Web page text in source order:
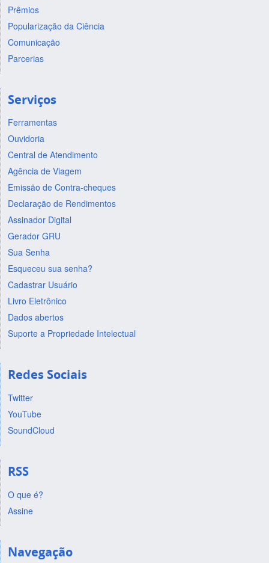
Prêmios
Popularização da Ciência
Comunicação
Parcerias
Serviços
Ferramentas
Ouvidoria
Central de Atendimento
Agência de Viagem
Emissão de Contra-cheques
Declaração de Rendimentos
Assinador Digital
Gerador GRU
Sua Senha
Esqueceu sua senha?
Cadastrar Usuário
Livro Eletrônico
Dados abertos
Suporte a Propriedade Intelectual
Redes Sociais
Twitter
YouTube
SoundCloud
RSS
O que é?
Assine
Navegação